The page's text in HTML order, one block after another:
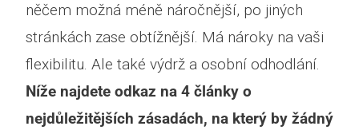
něčem možná méně náročnější, po jiných
stránkách zase obtížnější. Má nároky na vaši
flexibilitu. Ale také výdrž a osobní odhodlání.
Níže najdete odkaz na 4 články o
nejdůležitějších zásadách, na který by žádný